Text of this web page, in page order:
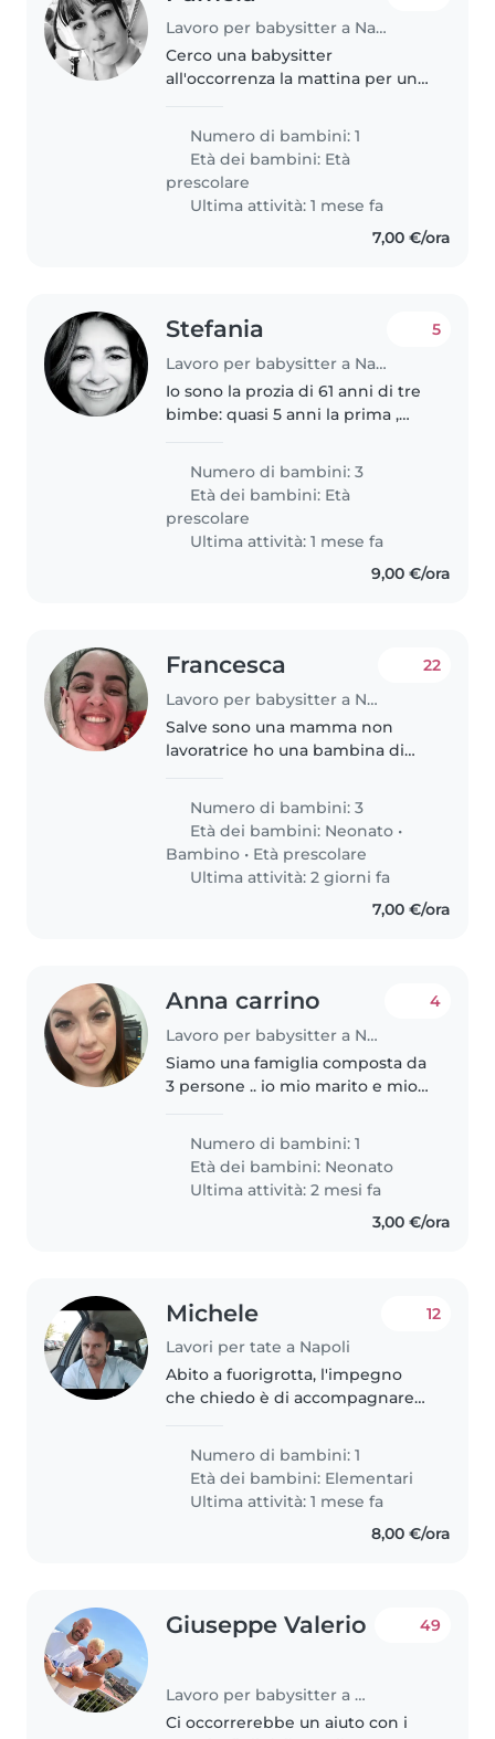
Lavoro per babysitter a Napoli
Cerco una babysitter
all'occorrenza la mattina per un
che giochi con lei e si divertano
insieme, se ha figli più o meno
della stessa età meglio NO..
Numero di bambini: 1
Età dei bambini: Età
prescolare
Ultima attività: 1 mese fa
7,00 €/ora
Stefania
Lavoro per babysitter a Napoli
5
Io sono la prozia di 61 anni di tre
bimbe: quasi 5 anni la prima ,
mezzo la terza. I genitori lavorano
e anche I nonni non hanno
molte possbilità di accuderle..
Numero di bambini: 3
Età dei bambini: Età
prescolare
Ultima attività: 1 mese fa
9,00 €/ora
Francesca
Lavoro per babysitter a Napoli
22
Salve sono una mamma non
lavoratrice ho una bambina di
mesi e ho appena scoperto di
essere in attesa del mio terzo
bimbo! Mi servirebbe aiuto da
lun al..
Numero di bambini: 3
Età dei bambini: Neonato •
Bambino • Età prescolare
Ultima attività: 2 giorni fa
7,00 €/ora
Anna carrino
Lavoro per babysitter a Napoli
4
Siamo una famiglia composta da
3 persone .. io mio marito e mio
con il bimbo che vuole giocare
sempre non piange mai molto..
Numero di bambini: 1
Età dei bambini: Neonato
Ultima attività: 2 mesi fa
3,00 €/ora
Michele
Lavori per tate a Napoli
12
Abito a fuorigrotta, l'impegno
che chiedo è di accompagnare
per poi riprenderlo nel
pomeriggio e riportarlo a casa. La
scuola dista a circa 50m da..
Numero di bambini: 1
Età dei bambini: Elementari
Ultima attività: 1 mese fa
8,00 €/ora
Giuseppe Valerio
Lavoro per babysitter a Napoli
49
Ci occorrerebbe un aiuto con i